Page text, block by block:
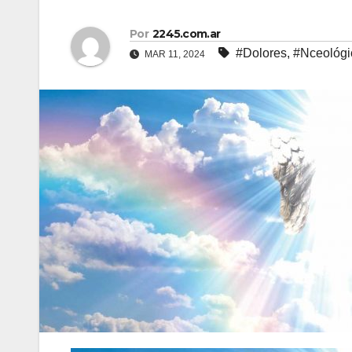
Por 2245.com.ar
MAR 11, 2024 #Dolores,